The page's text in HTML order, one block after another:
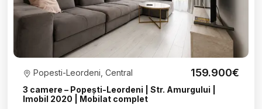
3 camere – Popești-Leordeni | Str. Amurgului |
Imobil 2020 | Mobilat complet
Popesti-Leordeni, Central 159.900€